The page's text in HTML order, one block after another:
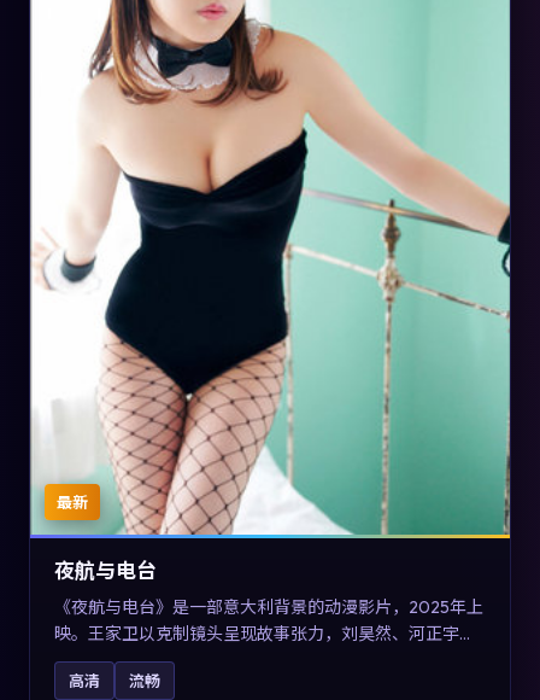
最新
夜航与电台
《夜航与电台》是一部意大利背景的动漫影片，2025年上
映。王家卫以克制镜头呈现故事张力，刘昊然、河正宇与
王景春的对手戏可圈可点。剧情层面以多线叙事拼贴都市
边缘人的选择与救赎，对关注导演风格与演员阵容的观众
高清 流畅